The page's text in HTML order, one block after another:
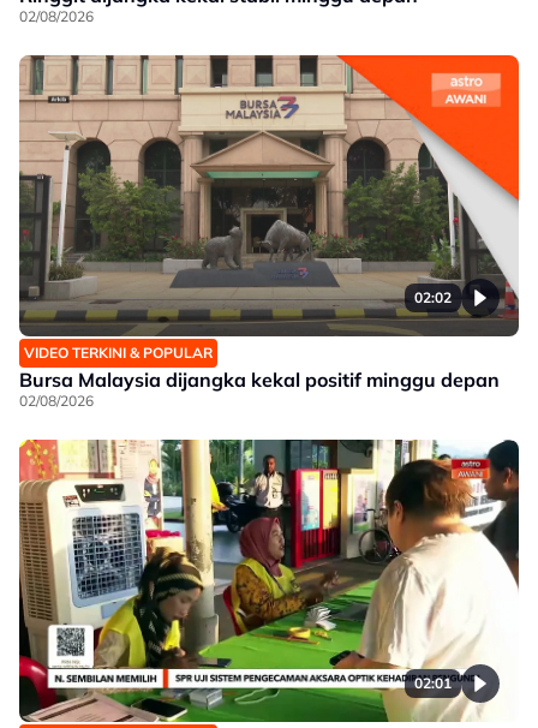
02/08/2026
02:02
VIDEO TERKINI & POPULAR
Bursa Malaysia dijangka kekal positif minggu depan
02/08/2026
02:01